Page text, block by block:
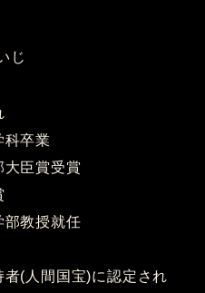
じ
科卒業
臣賞受賞
部教授就任
(人間国宝)に認定され